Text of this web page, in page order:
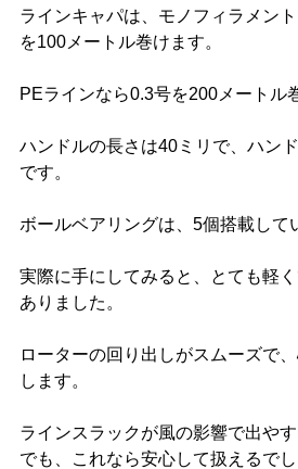
ラインキャパは、モノフィラメン
を100メートル巻けます。
PEラインなら0.3号を200メートル
ハンドルの長さは40ミリで、ハン
です。
ボールベアリングは、5個搭載して
実際に手にしてみると、とても軽
ありました。
ローターの回り出しがスムーズで
します。
ラインスラックが風の影響で出や
でも、これなら安心して扱えるでし